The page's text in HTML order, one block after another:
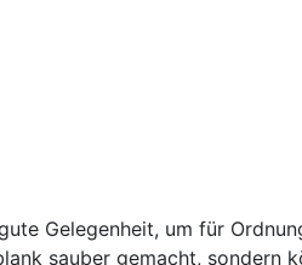
Gelegenheit, um für
sauber gemacht, sondern